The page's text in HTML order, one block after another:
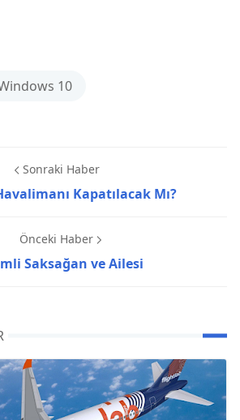
10
Sonraki Haber
Kapatılacak Mı?
Önceki Haber
Saksağan ve Ailesi